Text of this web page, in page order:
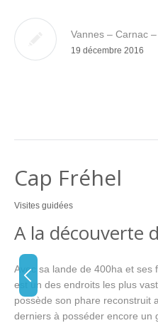
Vannes – Carnac
19 décembre 2016
Cap Fréhel
Visites guidées
A la découverte
Avec sa lande de 400ha et ses
est un des endroits les plus
possède son phare reconstruit
derniers à posséder encore un